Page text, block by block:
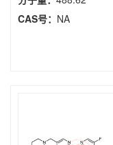
CAS号： NA